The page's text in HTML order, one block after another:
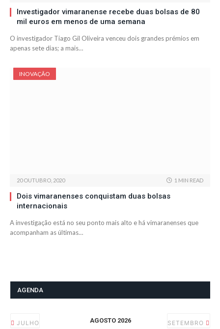
Investigador vimaranense recebe duas bolsas de 80
mil euros em menos de uma semana
O investigador Tiago Gil Oliveira venceu dois grandes prémios em
apenas sete dias; a mais…
INOVAÇÃO
20 OUTUBRO, 2020 1 MIN READ
Dois vimaranenses conquistam duas bolsas
internacionais
A investigação está no seu ponto mais alto e há vimaranenses que
acompanham as últimas…
AGENDA
JULHO AGOSTO 2026 SETEMBRO